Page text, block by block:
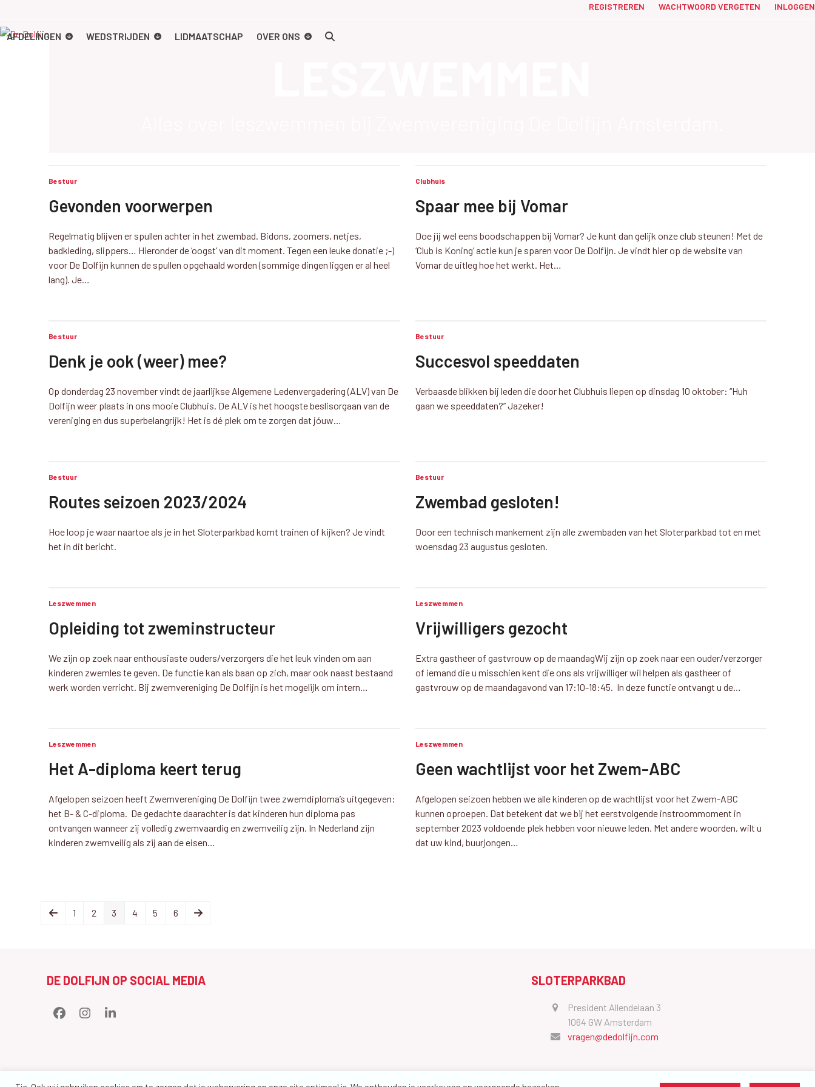
content
REGISTREREN WACHTWOORD VERGETEN INLOGGEN
AFDELINGEN WEDSTRIJDEN LIDMAATSCHAP OVER ONS
Bestuur
Gevonden voorwerpen
Regelmatig blijven er spullen achter in het zwembad. Bidons, zoomers, netjes,
badkleding, slippers… Hieronder de ‘oogst’ van dit moment. Tegen een leuke donatie ;-)
voor De Dolfijn kunnen de spullen opgehaald worden (sommige dingen liggen er al heel
lang). Je…
Clubhuis
Spaar mee bij Vomar
Doe jij wel eens boodschappen bij Vomar? Je kunt dan gelijk onze club steunen! Met de
‘Club is Koning’ actie kun je sparen voor De Dolfijn. Je vindt hier op de website van
Vomar de uitleg hoe het werkt. Het…
Bestuur
Denk je ook (weer) mee?
Op donderdag 23 november vindt de jaarlijkse Algemene Ledenvergadering (ALV) van De
Dolfijn weer plaats in ons mooie Clubhuis. De ALV is het hoogste beslisorgaan van de
vereniging en dus superbelangrijk! Het is dé plek om te zorgen dat jóuw…
Bestuur
Succesvol speeddaten
Verbaasde blikken bij leden die door het Clubhuis liepen op dinsdag 10 oktober: “Huh
gaan we speeddaten?” Jazeker!
Bestuur
Routes seizoen 2023/2024
Hoe loop je waar naartoe als je in het Sloterparkbad komt trainen of kijken? Je vindt
het in dit bericht.
Bestuur
Zwembad gesloten!
Door een technisch mankement zijn alle zwembaden van het Sloterparkbad tot en met
woensdag 23 augustus gesloten.
Leszwemmen
Opleiding tot zweminstructeur
We zijn op zoek naar enthousiaste ouders/verzorgers die het leuk vinden om aan
kinderen zwemles te geven. De functie kan als baan op zich, maar ook naast bestaand
werk worden verricht. Bij zwemvereniging De Dolfijn is het mogelijk om intern…
Leszwemmen
Vrijwilligers gezocht
Extra gastheer of gastvrouw op de maandagWij zijn op zoek naar een ouder/verzorger
of iemand die u misschien kent die ons als vrijwilliger wil helpen als gastheer of
gastvrouw op de maandagavond van 17:10-18:45. In deze functie ontvangt u de…
Leszwemmen
Het A-diploma keert terug
Afgelopen seizoen heeft Zwemvereniging De Dolfijn twee zwemdiploma’s uitgegeven:
het B- & C-diploma. De gedachte daarachter is dat kinderen hun diploma pas
ontvangen wanneer zij volledig zwemvaardig en zwemveilig zijn. In Nederland zijn
kinderen zwemveilig als zij aan de eisen…
Leszwemmen
Geen wachtlijst voor het Zwem-ABC
Afgelopen seizoen hebben we alle kinderen op de wachtlijst voor het Zwem-ABC
kunnen oproepen. Dat betekent dat we bij het eerstvolgende instroommoment in
september 2023 voldoende plek hebben voor nieuwe leden. Met andere woorden, wilt u
dat uw kind, buurjongen…
Previous
Page
1 Page
2 Page
3 Page
4 Page
5 Page
6 Next
DE DOLFIJN OP SOCIAL MEDIA
Facebook
InstagramLinkedIn
SLOTERPARKBAD
President Allendelaan 3
1064 GW Amsterdam
vragen@dedolfijn.com